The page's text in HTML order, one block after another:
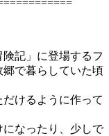
記」に登場するフ
で暮らしていた頃
だけるように作って
なったり、少しで